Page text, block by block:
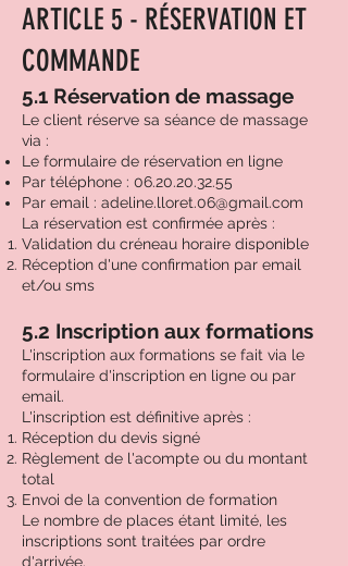
ARTICLE 5 - RÉSERVATION ET
COMMANDE
5.1 Réservation de massage
Le client réserve sa séance de massage
via :
Le formulaire de réservation en ligne
Par téléphone : 06.20.20.32.55
Par email : adeline.lloret.06@gmail.com
La réservation est confirmée après :
Validation du créneau horaire disponible
Réception d'une confirmation par email
et/ou sms
5.2 Inscription aux formations
L'inscription aux formations se fait via le
formulaire d'inscription en ligne ou par
email.
L'inscription est définitive après :
Réception du devis signé
Règlement de l'acompte ou du montant
total
Envoi de la convention de formation
Le nombre de places étant limité, les
inscriptions sont traitées par ordre
d'arrivée.